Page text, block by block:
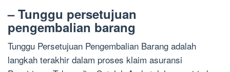
– Tunggu persetujuan
pengembalian barang
Tunggu Persetujuan Pengembalian Barang adalah
langkah terakhir dalam proses klaim asuransi